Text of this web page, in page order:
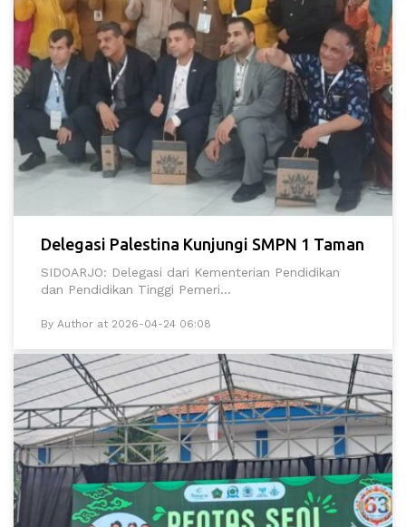
Delegasi Palestina Kunjungi SMPN 1 Taman
SIDOARJO: Delegasi dari Kementerian Pendidikan
dan Pendidikan Tinggi Pemeri...
By Author at 2026-04-24 06:08